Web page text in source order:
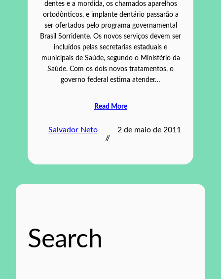
dentes e a mordida, os chamados aparelhos
ortodônticos, e implante dentário passarão a
ser ofertados pelo programa governamental
Brasil Sorridente. Os novos serviços devem ser
incluídos pelas secretarias estaduais e
municipais de Saúde, segundo o Ministério da
Saúde. Com os dois novos tratamentos, o
governo federal estima atender…
Read More
Salvador Neto
//
2 de maio de 2011
Search